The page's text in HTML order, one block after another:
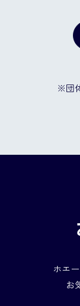
※団
ホエ
お